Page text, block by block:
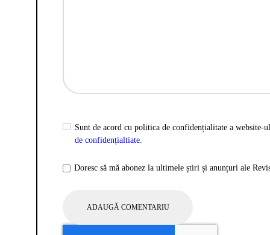
Sunt de acord cu politica de confidențialitate a
de confidențialtiate.
Doresc să mă abonez la ultimele știri și anunțuri ale